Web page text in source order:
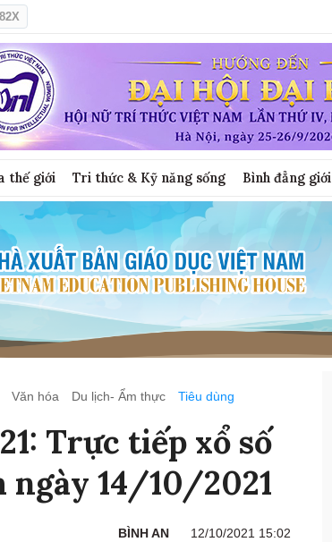
thế giới Tri thức & Kỹ năng sống Bình đẳng giới
Văn hóa Du lịch- Ẩm thực Tiêu dùng
Trực tiếp xổ số
14/10/2021
BÌNH AN 12/10/2021 15:02